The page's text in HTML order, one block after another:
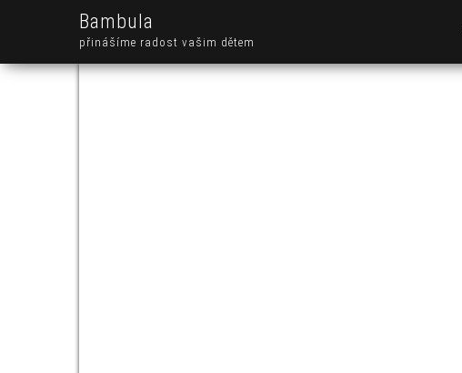
Bambula
přinášíme radost vašim dětem